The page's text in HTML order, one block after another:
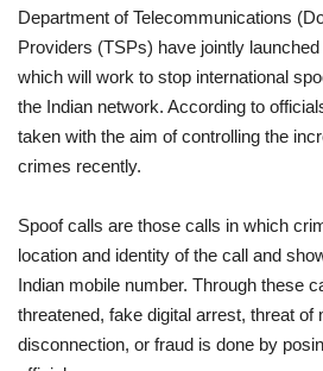
Department of Telecommunications
Providers (TSPs) have jointly
which will work to stop international
the Indian network. According to
taken with the aim of controlling the
crimes recently.
Spoof calls are those calls in which
location and identity of the call and
Indian mobile number. Through these
threatened, fake digital arrest, threat of
disconnection, or fraud is done by